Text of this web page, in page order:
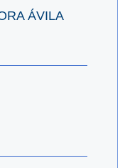
ÁVILA